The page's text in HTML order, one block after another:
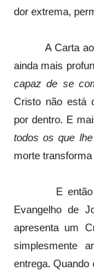
dor extrema,
A Carta aos
ainda mais
capaz de se
Cristo não está
por dentro. E
todos os que lhe
morte
E então
Evangelho de
apresenta um
simplesmente
entrega. Quando